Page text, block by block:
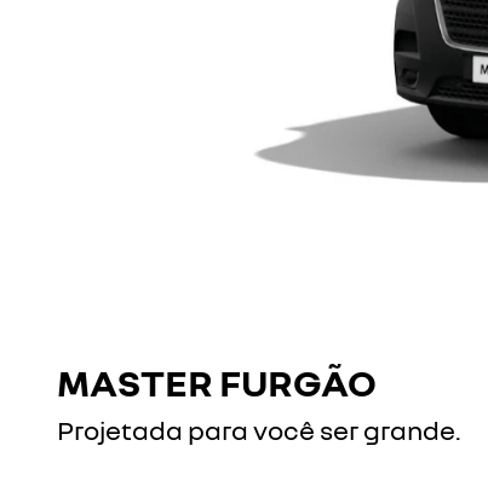
MASTER FURGÃO
Projetada para você ser grande.